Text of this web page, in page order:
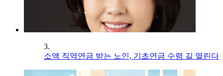
3.
소액 직역연금 받는 노인, 기초연금 수령 길 열린다